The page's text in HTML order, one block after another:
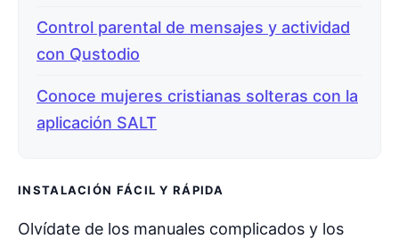
Control parental de mensajes y actividad
con Qustodio
Conoce mujeres cristianas solteras con la
aplicación SALT
INSTALACIÓN FÁCIL Y RÁPIDA
Olvídate de los manuales complicados y los